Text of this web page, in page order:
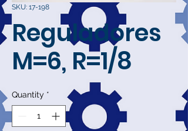
SKU: 17-198
Reguladores
M=6, R=1/8
Quantity *